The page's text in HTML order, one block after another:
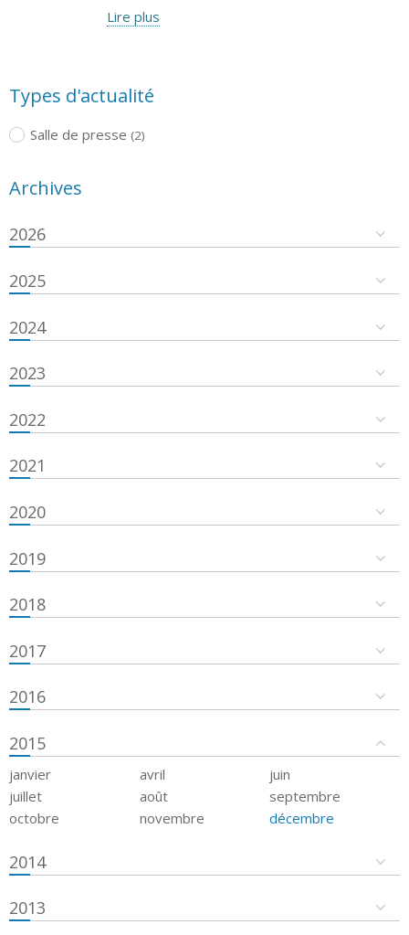
Lire plus
Types d'actualité
Salle de presse (2)
Archives
2026
2025
2024
2023
2022
2021
2020
2019
2018
2017
2016
2015
janvier avril
juin
juillet
août
septembre
octobre
novembre décembre
2014
2013